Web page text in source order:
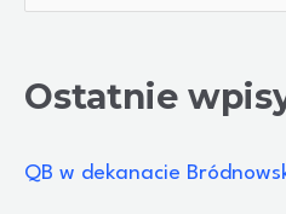
z
k
Ostatnie
QB w dekanacie